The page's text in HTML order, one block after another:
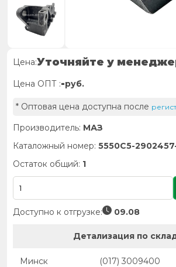
Цена:Уточняйте у
Цена ОПТ :-руб.
* Оптовая цена доступна после
Производитель: МАЗ
Каталожный номер: 5550С5-
Остаток общий: 1
Доступно к отгрузке: 09.08
Детализация по
Минск (017) 3009400